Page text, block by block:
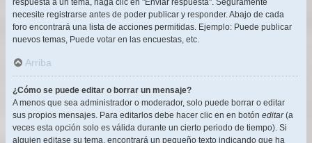
respuesta a un tema, haga clic en "Enviar respuesta". Seguramente
necesite registrarse antes de poder publicar y responder. Abajo de cada
foro encontrará una lista de acciones permitidas. Ejemplo: Puede publicar
nuevos temas, Puede votar en las encuestas, etc.
Arriba
¿Cómo se puede editar o borrar un mensaje?
A menos que sea administrador o moderador, solo puede borrar o editar
sus propios mensajes. Para editarlos debe hacer clic en en botón editar(a
veces esta opción solo es válida durante un cierto periodo de tiempo). Si
alguien editase su tema, encontrará un pequeño texto indicando que ha